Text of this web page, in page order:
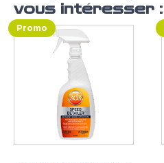
vous intéresser :
Promo